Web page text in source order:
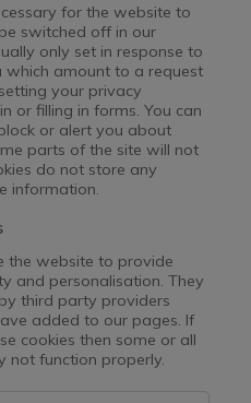
for the website to
switched off in our
only set in response to
which amount to a request
your privacy
or filling in forms. You can
or alert you about
parts of the site will not
do not store any
information.
the website to provide
and personalisation. They
third party providers
added to our pages. If
cookies then some or all
not function properly.